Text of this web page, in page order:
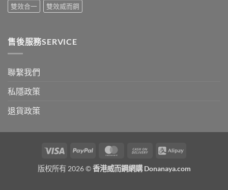
雙效合一
雙效威而鋼
售後服務SERVICE
聯繫我們
私隱政策
退貨政策
Visa PayPal MasterCardCash
Delivery
Alipay
版权所有 2026 ©香港威而鋼網購 Donanaya.com